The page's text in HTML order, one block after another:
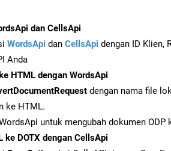
dan CellsApi
WordsApi dan CellsApi dengan ID Klien,
Anda
HTML dengan WordsApi
dengan nama file
ke HTML.
untuk mengubah dokumen ODP
ke DOTX dengan CellsApi